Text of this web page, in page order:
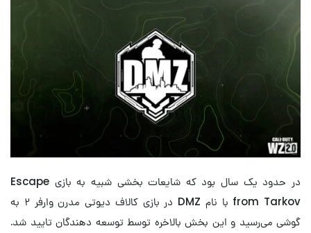
در حدود یک سال بود که شایعات بخشی شبیه به بازی Escape
from Tarkov با نام DMZ در بازی کالاف دیوتی مدرن وارفر ۲ به
گوشی می‌رسید و این بخش بالاخره توسط توسعه دهندگان تایید شد.